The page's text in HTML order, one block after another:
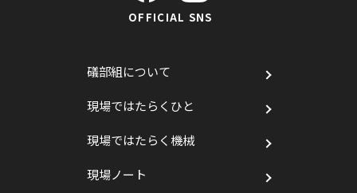
OFFICIAL SNS
礒部組について
現場ではたらくひと
現場ではたらく機械
現場ノート